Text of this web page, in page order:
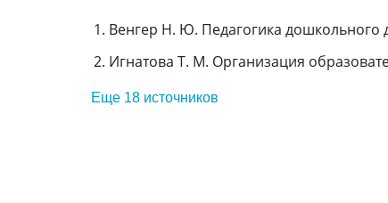
Венгер Н. Ю. Педагогика дошкольного
Игнатова Т. М. Организация
Еще 18 источников